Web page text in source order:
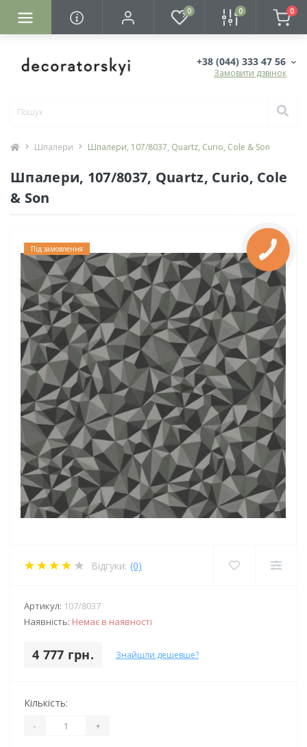
0 0 0
+38 (044) 333 47 56
Замовити дзвінок
Шпалери Шпалери, 107/8037, Quartz, Curio, Cole & Son
Шпалери, 107/8037, Quartz, Curio, Cole
& Son
Під замовлення
Відгуки: (0)
Артикул: 107/8037
Наявність: Немає в наявності
4 777 грн. Знайшли дешевше?
Кількість:
- +